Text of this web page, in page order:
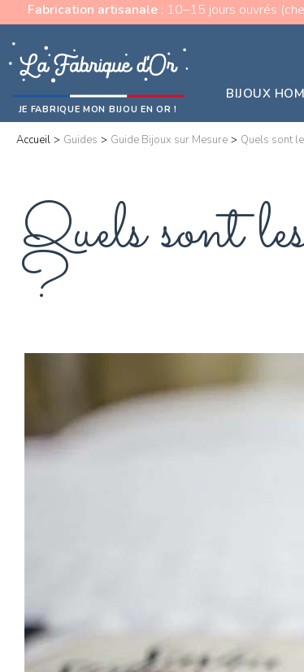
Fabrication artisanale: 10–15 jours ouvrés
JE FABRIQUE MON BIJOU EN OR !
BIJOUX
Accueil > Guides > Guide Bijoux sur Mesure > Quels sont
Quels sont
?